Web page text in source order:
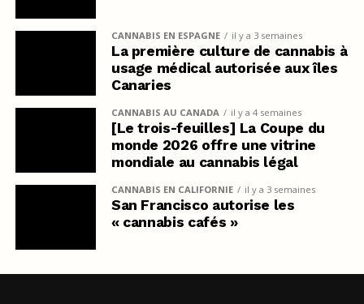
CANNABIS EN ESPAGNE il y a 3 semaines
La première culture de cannabis à
usage médical autorisée aux îles
Canaries
CANNABIS AU CANADA il y a 4 semaines
[Le trois-feuilles] La Coupe du
monde 2026 offre une vitrine
mondiale au cannabis légal
CANNABIS EN CALIFORNIE il y a 3 semaines
San Francisco autorise les
« cannabis cafés »